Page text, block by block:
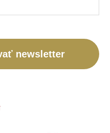
newsletter